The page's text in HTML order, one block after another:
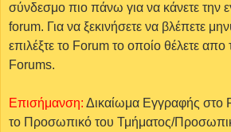
σύνδεσμο πιο πάνω για να κάνετε την
forum. Για να ξεκινήσετε να βλέπετε
επιλέξτε το Forum το οποίο θέλετε απο
Forums.
Επισήμανση: Δικαίωμα Εγγραφής στο
το Προσωπικό του Τμήματος/